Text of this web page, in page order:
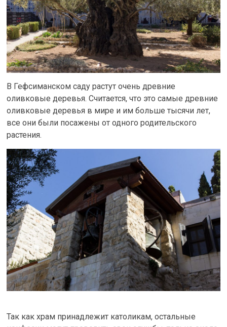
В Гефсиманском саду растут очень древние
оливковые деревья. Считается, что это самые древние
оливковые деревья в мире и им больше тысячи лет,
все они были посажены от одного родительского
растения.
Так как храм принадлежит католикам, остальные